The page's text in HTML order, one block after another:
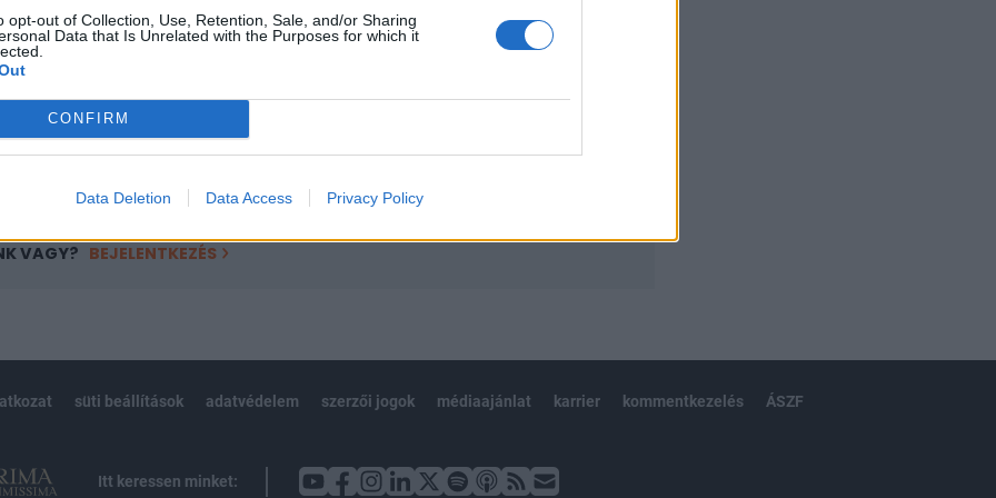
opt-out of Collection, Use, Retention, Sale, and/or Sharing
Data that Is Unrelated with the Purposes for which it
CONFIRM
Data Deletion Data Access Privacy Policy
tartalmazza:
cikkarchívum
VAGY? BEJELENTKEZÉS
süti beállítások adatvédelem szerzői jogok médiaajánlat karrier kommentkezelés ÁSZF
Itt keressen minket: